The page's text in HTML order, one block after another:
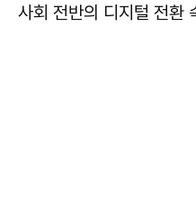
사회 전반의 디지털 전환